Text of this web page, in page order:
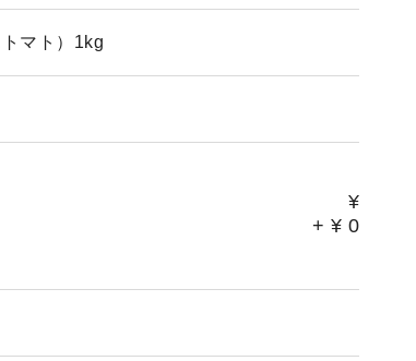
マト）1kg
¥
+ ¥ 0